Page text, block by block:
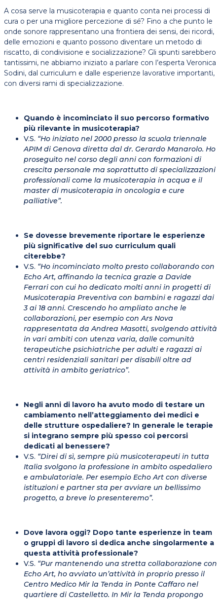
A cosa serve la musicoterapia e quanto conta nei processi di
cura o per una migliore percezione di sé? Fino a che punto le
onde sonore rappresentano una frontiera dei sensi, dei ricordi,
delle emozioni e quanto possono diventare un metodo di
riscatto, di condivisione e socializzazione? Gli spunti sarebbero
tantissimi, ne abbiamo iniziato a parlare con l’esperta Veronica
Sodini, dal curriculum e dalle esperienze lavorative importanti,
con diversi rami di specializzazione.
Quando è incominciato il suo percorso formativo
più rilevante in musicoterapia?
V.S. “Ho iniziato nel 2000 presso la scuola triennale
APIM di Genova diretta dal dr. Gerardo Manarolo. Ho
proseguito nel corso degli anni con formazioni di
crescita personale ma soprattutto di specializzazioni
professionali come la musicoterapia in acqua e il
master di musicoterapia in oncologia e cure
palliative”.
Se dovesse brevemente riportare le esperienze
più significative del suo curriculum quali
citerebbe?
V.S. “Ho incominciato molto presto collaborando con
Echo Art, affinando la tecnica grazie a Davide
Ferrari con cui ho dedicato molti anni in progetti di
Musicoterapia Preventiva con bambini e ragazzi dai
3 ai 18 anni. Crescendo ho ampliato anche le
collaborazioni, per esempio con Ars Nova
rappresentata da Andrea Masotti, svolgendo attività
in vari ambiti con utenza varia, dalle comunità
terapeutiche psichiatriche per adulti e ragazzi ai
centri residenziali sanitari per disabili oltre ad
attività in ambito geriatrico”.
Negli anni di lavoro ha avuto modo di testare un
cambiamento nell’atteggiamento dei medici e
delle strutture ospedaliere? In generale le terapie
si integrano sempre più spesso coi percorsi
dedicati al benessere?
V.S. “Direi di sì, sempre più musicoterapeuti in tutta
Italia svolgono la professione in ambito ospedaliero
e ambulatoriale. Per esempio Echo Art con diverse
istituzioni e partner sta per avviare un bellissimo
progetto, a breve lo presenteremo”.
Dove lavora oggi? Dopo tante esperienze in team
o gruppi di lavoro si dedica anche singolarmente a
questa attività professionale?
V.S. “Pur mantenendo una stretta collaborazione con
Echo Art, ho avviato un’attività in proprio presso il
Centro Medico Mir la Tenda in Ponte Caffaro nel
quartiere di Castelletto. In Mir la Tenda propongo